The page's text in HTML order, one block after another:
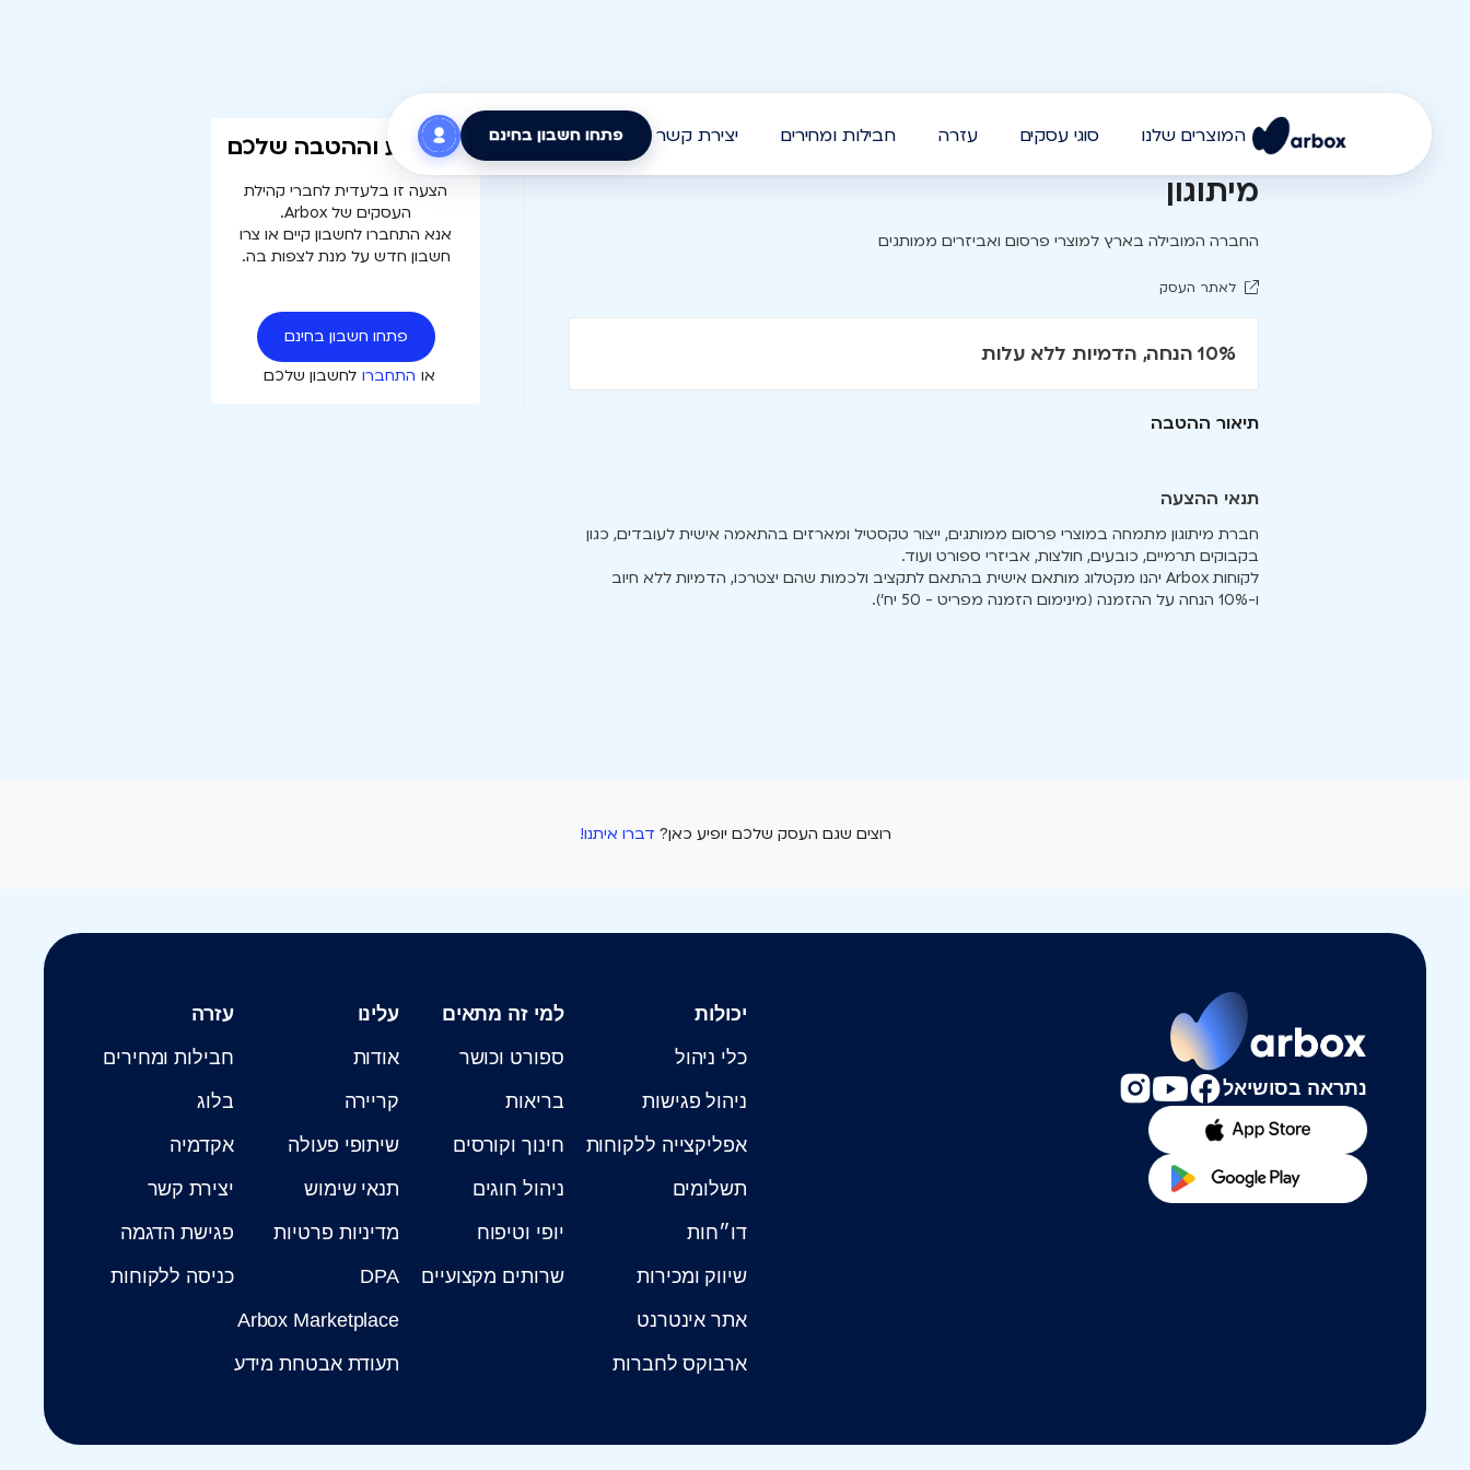
המוצרים שלנו סוגי עסקים עזרה חבילות ומחירים יצירת קשר פתחו חשבון בחינם
מיתוגון
החברה המובילה בארץ למוצרי פרסום ואביזרים ממותגים
לאתר העסק
10% הנחה, הדמיות ללא עלות
תיאור ההטבה
תנאי ההצעה
חברת מיתוגון מתמחה במוצרי פרסום ממותגים, ייצור טקסטיל ומארזים בהתאמה אישית לעובדים, כגון
בקבוקים תרמיים, כובעים, חולצות, אביזרי ספורט ועוד.
לקוחות Arbox יהנו מקטלוג מותאם אישית בהתאם לתקציב ולכמות שהם יצטרכו, הדמיות ללא חיוב
ו-10% הנחה על ההזמנה (מינימום הזמנה מפריט - 50 יח׳).
עוד רגע וההטבה שלכם
הצעה זו בלעדית לחברי קהילת
העסקים של Arbox.
אנא התחברו לחשבון קיים או צרו
חשבון חדש על מנת לצפות בה.
פתחו חשבון בחינם
או התחברו לחשבון שלכם
רוצים שגם העסק שלכם יופיע כאן? דברו איתנו!
נתראה בסושיאל
יכולות
כלי ניהול
ניהול פגישות
אפליקצייה ללקוחות
תשלומים
דו״חות
שיווק ומכירות
אתר אינטרנט
ארבוקס לחברות
למי זה מתאים
ספורט וכושר
בריאות
חינוך וקורסים
ניהול חוגים
יופי וטיפוח
שרותים מקצועיים
עלינו
אודות
קריירה
שיתופי פעולה
תנאי שימוש
מדיניות פרטיות
DPA
Arbox Marketplace
תעודת אבטחת מידע
עזרה
חבילות ומחירים
בלוג
אקדמיה
יצירת קשר
פגישת הדגמה
כניסה ללקוחות